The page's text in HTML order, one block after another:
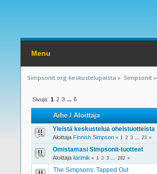
Menu
Simpsonit.org keskustelupalsta » Simpsonit»
Sivuja: 1 2 3 ... 6
Aihe/Aloittaja
Yleistä keskustelua oheistuotteista
Aloittaja Finnish Simpson « 1 2 3 23 »
Omistamasi Simpsonit-tuotteet
Aloittaja ilarimik « 1 2 3 282 »
The Simpsons: Tapped Out